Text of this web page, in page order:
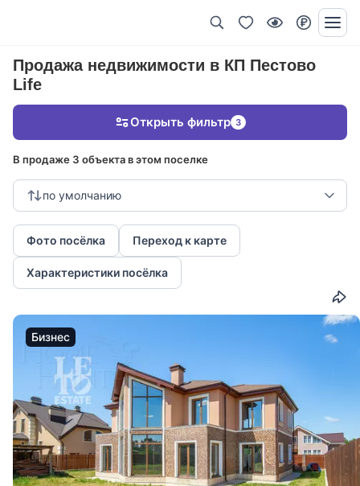
Продажа недвижимости в КП Пестово
Life
В продаже 3 объекта в этом поселке
по умолчанию
Фото посёлка Переход к карте
Характеристики посёлка
Открыть фильтр 3
Бизнес